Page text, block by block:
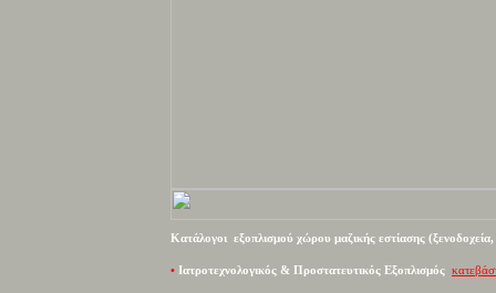
Κατάλογοι εξοπλισμού χώρου μαζικής εστίασης (ξενοδοχεία,
• Ιατροτεχνολογικός & Προστατευτικός Εξοπλισμός